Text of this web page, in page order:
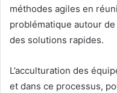
méthodes agiles en
problématique autour de
des solutions rapides.
L’acculturation des
et dans ce processus,